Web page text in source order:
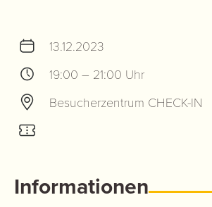
13.12.2023
19:00 – 21:00 Uhr
Besucherzentrum CHECK-IN
Informationen